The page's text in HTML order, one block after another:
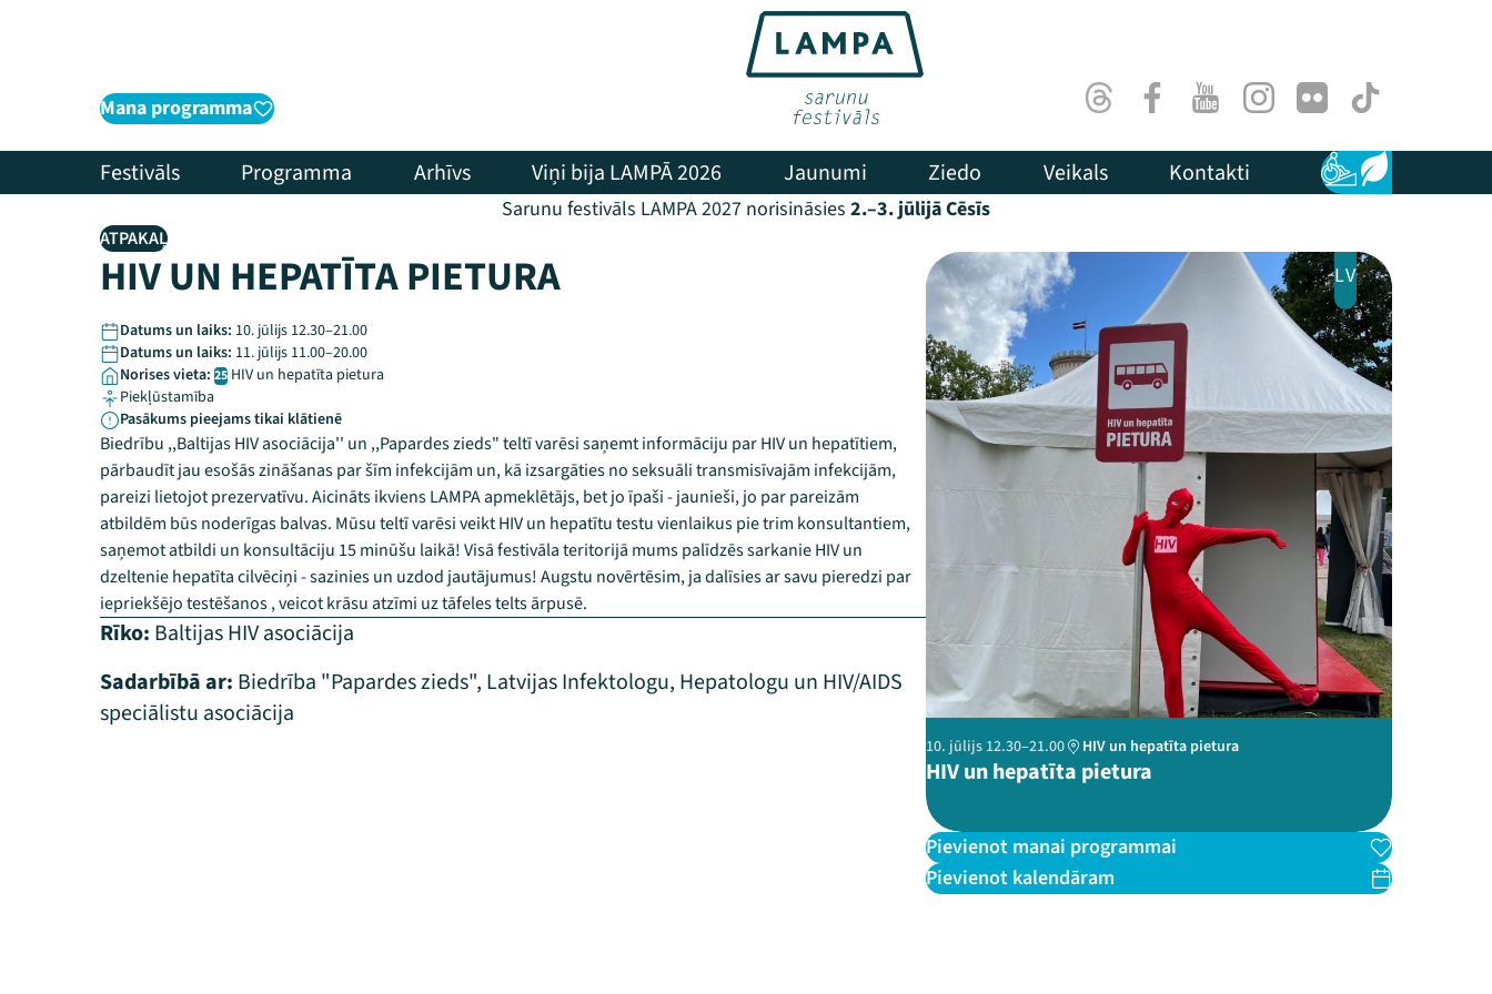
Mana programma ThreadsFacebookYoutubeInstagram
Flick TikTok
Festivāls Programma Arhīvs Viņi bija LAMPĀ 2026 Jaunumi Ziedo Veikals Kontakti Pieejamība
Ilgtspēja
Sarunu festivāls LAMPA 2027 norisināsies 2.–3. jūlijā Cēsīs
ATPAKAĻ
HIV UN HEPATĪTA PIETURA
Datums un laiks: 10. jūlijs 12.30–21.00
Datums un laiks: 11. jūlijs 11.00–20.00
Norises vieta: 25 HIV un hepatīta pietura
Piekļūstamība
Pasākums pieejams tikai klātienē
Biedrību ,,Baltijas HIV asociācija'' un ,,Papardes zieds" teltī varēsi saņemt informāciju par HIV un hepatītiem,
pārbaudīt jau esošās zināšanas par šīm infekcijām un, kā izsargāties no seksuāli transmisīvajām infekcijām,
pareizi lietojot prezervatīvu. Aicināts ikviens LAMPA apmeklētājs, bet jo īpaši - jaunieši, jo par pareizām
atbildēm būs noderīgas balvas. Mūsu teltī varēsi veikt HIV un hepatītu testu vienlaikus pie trim konsultantiem,
saņemot atbildi un konsultāciju 15 minūšu laikā! Visā festivāla teritorijā mums palīdzēs sarkanie HIV un
dzeltenie hepatīta cilvēciņi - sazinies un uzdod jautājumus! Augstu novērtēsim, ja dalīsies ar savu pieredzi par
iepriekšējo testēšanos , veicot krāsu atzīmi uz tāfeles telts ārpusē.
Rīko: Baltijas HIV asociācija
Sadarbībā ar: Biedrība "Papardes zieds", Latvijas Infektologu, Hepatologu un HIV/AIDS
speciālistu asociācija
LV
10. jūlijs 12.30–21.00 HIV un hepatīta pietura
HIV un hepatīta pietura
Pievienot manai programmai
Pievienot kalendāram